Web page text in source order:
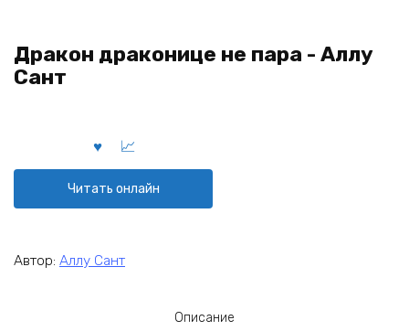
Дракон драконице не пара - Аллу
Сант
Читать онлайн
Автор: Аллу Сант
Описание